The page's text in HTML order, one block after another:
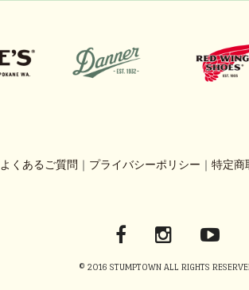
よくあるご質問 プライバシーポリシー 特定商
© 2016 STUMPTOWN ALL RIGHTS